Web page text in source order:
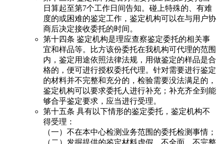
日算起至第7个工作日间告知。碰上特殊的、有难
度的或困难的鉴定工作，鉴定机构可以在与用户协
商后决定接收委托的时间。
第十四条 鉴定机构是理应查察鉴定委托的相关事
宜和样品等。比方该份委托在我机构可代理的范围
内，鉴定用途依照法律法规，用做鉴定的样品是合
格的，便可进行授权委托代理。针对需要进行鉴定
的材料并不完整和充分的，检验需要没法满足的，
鉴定机构可以要求委托人进行补充；补充齐全到能
够合乎鉴定要求，应当进行受理。
第十五条 具有以下情形的鉴定委托，鉴定机构不
得受理：
（一）不在本中心检测业务范围的委托检测事情；
（二）发掘提供的鉴定材料虚假、不全面、不完整